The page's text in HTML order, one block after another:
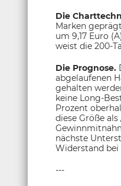
Die
Marken
um 9,17 Euro
weist die 200-
Die Prognose.
abgelaufenen
gehalten
keine Long-
Prozent
diese Größe als
nächste
Widerstand bei
---